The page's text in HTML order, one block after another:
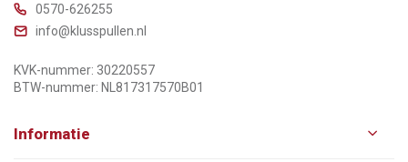
0570-626255
info@klusspullen.nl
KVK-nummer: 30220557
BTW-nummer: NL817317570B01
Informatie